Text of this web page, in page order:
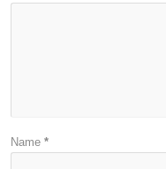
Name *